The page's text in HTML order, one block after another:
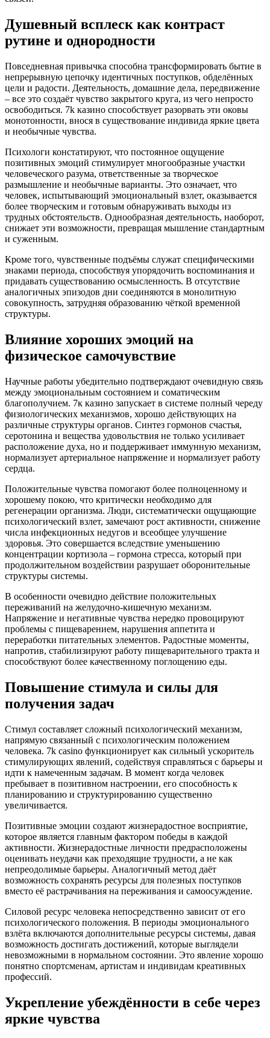
Душевный всплеск как контраст
рутине и однородности
Повседневная привычка способна трансформировать бытие в
непрерывную цепочку идентичных поступков, обделённых
цели и радости. Деятельность, домашние дела, передвижение
– все это создаёт чувство закрытого круга, из чего непросто
освободиться. 7k казино способствует разорвать эти оковы
монотонности, внося в существование индивида яркие цвета
и необычные чувства.
Психологи констатируют, что постоянное ощущение
позитивных эмоций стимулирует многообразные участки
человеческого разума, ответственные за творческое
размышление и необычные варианты. Это означает, что
человек, испытывающий эмоциональный взлет, оказывается
более творческим и готовым обнаруживать выходы из
трудных обстоятельств. Однообразная деятельность, наоборот,
снижает эти возможности, превращая мышление стандартным
и суженным.
Кроме того, чувственные подъёмы служат специфическими
знаками периода, способствуя упорядочить воспоминания и
придавать существованию осмысленность. В отсутствие
аналогичных эпизодов дни соединяются в монолитную
совокупность, затрудняя образованию чёткой временной
структуры.
Влияние хороших эмоций на
физическое самочувствие
Научные работы убедительно подтверждают очевидную связь
между эмоциональным состоянием и соматическим
благополучием. 7к казино запускает в системе полный череду
физиологических механизмов, хорошо действующих на
различные структуры органов. Синтез гормонов счастья,
серотонина и вещества удовольствия не только усиливает
расположение духа, но и поддерживает иммунную механизм,
нормализует артериальное напряжение и нормализует работу
сердца.
Положительные чувства помогают более полноценному и
хорошему покою, что критически необходимо для
регенерации организма. Люди, систематически ощущающие
психологический взлет, замечают рост активности, снижение
числа инфекционных недугов и всеобщее улучшение
здоровья. Это совершается вследствие уменьшению
концентрации кортизола – гормона стресса, который при
продолжительном воздействии разрушает оборонительные
структуры системы.
В особенности очевидно действие положительных
переживаний на желудочно-кишечную механизм.
Напряжение и негативные чувства нередко провоцируют
проблемы с пищеварением, нарушения аппетита и
переработки питательных элементов. Радостные моменты,
напротив, стабилизируют работу пищеварительного тракта и
способствуют более качественному поглощению еды.
Повышение стимула и силы для
получения задач
Стимул составляет сложный психологический механизм,
напрямую связанный с психологическим положением
человека. 7k casino функционирует как сильный ускоритель
стимулирующих явлений, содействуя справляться с барьеры и
идти к намеченным задачам. В момент когда человек
пребывает в позитивном настроении, его способность к
планированию и структурированию существенно
увеличивается.
Позитивные эмоции создают жизнерадостное восприятие,
которое является главным фактором победы в каждой
активности. Жизнерадостные личности предрасположены
оценивать неудачи как преходящие трудности, а не как
непреодолимые барьеры. Аналогичный метод даёт
возможность сохранять ресурсы для полезных поступков
вместо её растрачивания на переживания и самоосуждение.
Силовой ресурс человека непосредственно зависит от его
психологического положения. В периоды эмоционального
взлёта включаются дополнительные ресурсы системы, давая
возможность достигать достижений, которые выглядели
невозможными в нормальном состоянии. Это явление хорошо
понятно спортсменам, артистам и индивидам креативных
профессий.
Укрепление убеждённости в себе через
яркие чувства